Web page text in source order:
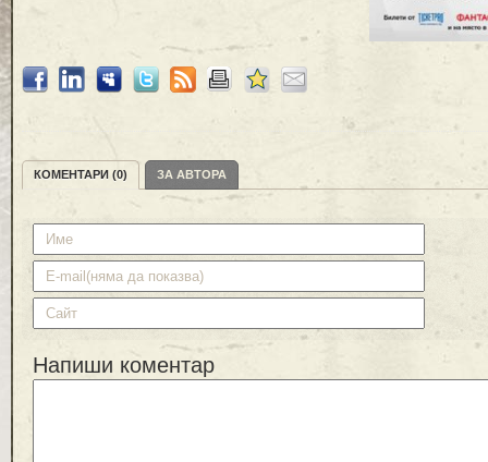
КОМЕНТАРИ (0) ЗА АВТОРА
Напиши коментар